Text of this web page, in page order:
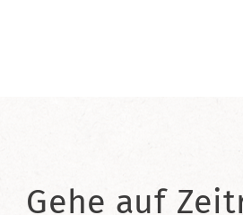
Gehe auf